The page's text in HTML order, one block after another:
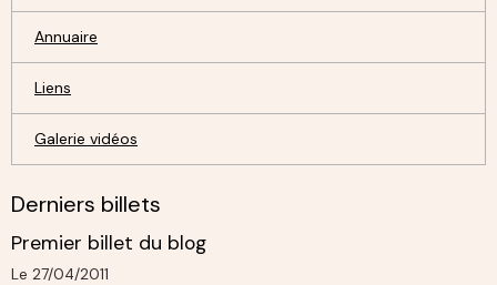
Annuaire
Liens
Galerie vidéos
Derniers billets
Premier billet du blog
Le 27/04/2011